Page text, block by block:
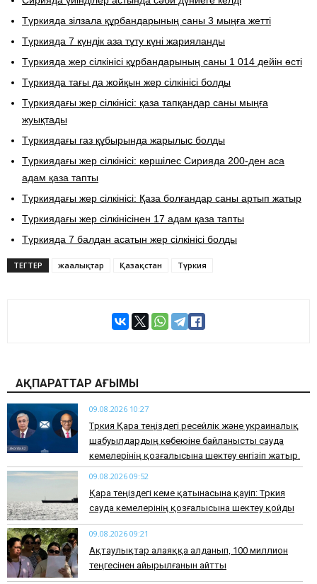
Түркияда зілзала құрбандарының саны 3 мыңға жетті
Түркияда 7 күндік аза тұту күні жарияланды
Түркияда жер сілкінісі құрбандарының саны 1 014 дейін өсті
Түркияда тағы да жойқын жер сілкінісі болды
Түркиядағы жер сілкінісі: қаза тапқандар саны мыңға
жуықтады
Түркиядағы газ құбырында жарылыс болды
Түркиядағы жер сілкінісі: көршілес Сирияда 200-ден аса
адам қаза тапты
Түркиядағы жер сілкінісі: Қаза болғандар саны артып жатыр
Түркиядағы жер сілкінісінен 17 адам қаза тапты
Түркияда 7 балдан асатын жер сілкінісі болды
ТЕГТЕР жаңалықтар Қазақстан Түркия
АҚПАРАТТАР АҒЫМЫ
09.08.2026 10:27
Түркия Қара теңіздегі ресейлік және украиналық
шабуылдардың көбеюіне байланысты сауда
кемелерінің қозғалысына шектеу енгізіп жатыр.
09.08.2026 09:52
Қара теңіздегі кеме қатынасына қауіп: Түркия
сауда кемелерінің қозғалысына шектеу қойды
09.08.2026 09:21
Ақтаулықтар алаяққа алданып, 100 миллион
теңгесінен айырылғанын айтты